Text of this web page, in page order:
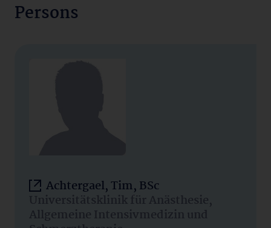
Persons
Achtergael, Tim, BSc
Universitätsklinik für Anästhesie,
Allgemeine Intensivmedizin und